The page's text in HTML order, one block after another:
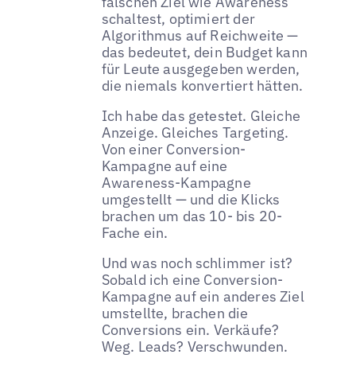
schaltest, optimiert der
Algorithmus auf Reichweite —
das bedeutet, dein Budget kann
für Leute ausgegeben werden,
die niemals konvertiert hätten.
Ich habe das getestet. Gleiche
Anzeige. Gleiches Targeting.
Von einer Conversion-
Kampagne auf eine
Awareness-Kampagne
umgestellt — und die Klicks
brachen um das 10- bis 20-
Fache ein.
Und was noch schlimmer ist?
Sobald ich eine Conversion-
Kampagne auf ein anderes Ziel
umstellte, brachen die
Conversions ein. Verkäufe?
Weg. Leads? Verschwunden.